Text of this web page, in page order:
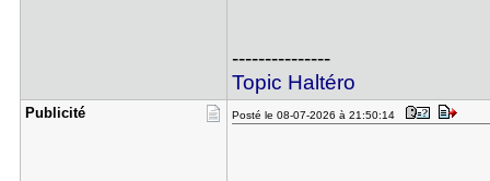
---------------
Topic Haltéro
Publicité Posté le 08-07-2026 à 21:50:14